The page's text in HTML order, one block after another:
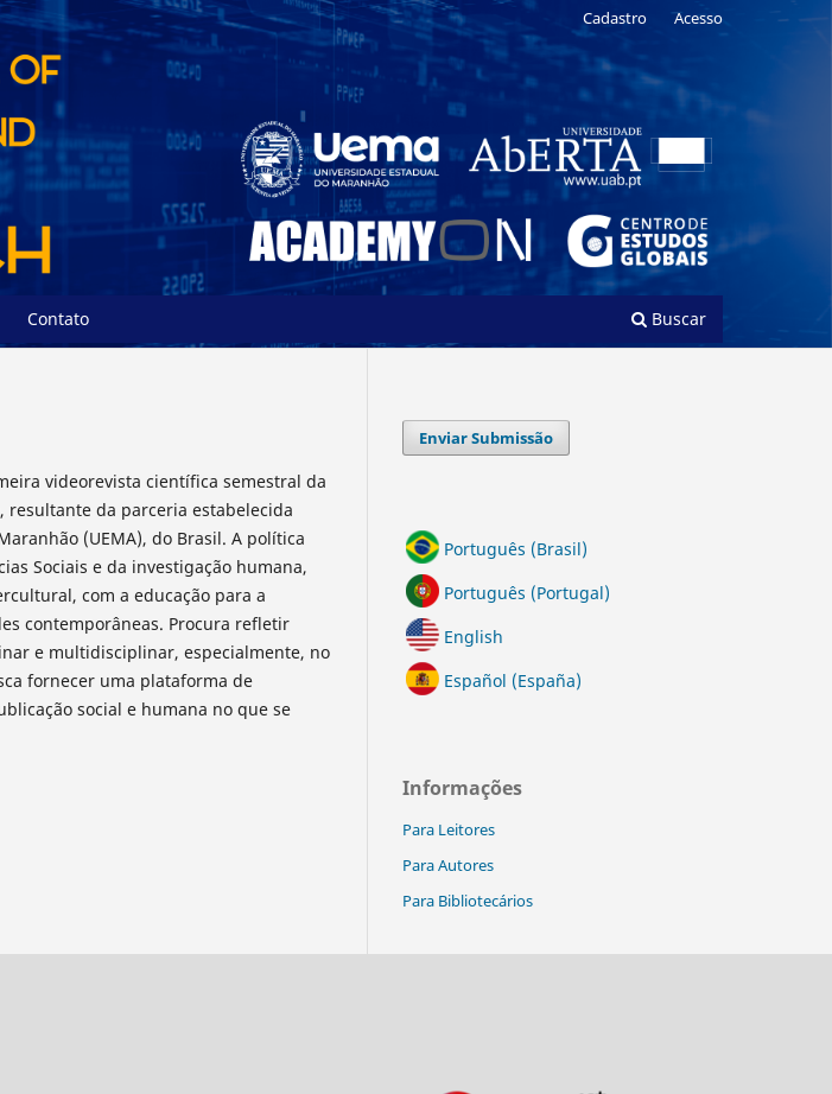
Contato Buscar
Cadastro Acesso
videorevista científica semestral da
resultante da parceria estabelecida
(UEMA), do Brasil. A política
Sociais e da investigação humana,
com a educação para a
contemporâneas. Procura refletir
e multidisciplinar, especialmente, no
fornecer uma plataforma de
social e humana no que se
Enviar Submissão
Português (Brasil)
Português (Portugal)
English
Español (España)
Informações
Para Leitores
Para Autores
Para Bibliotecários